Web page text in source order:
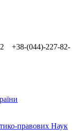
+38-(044)-227-82-
правових Наук